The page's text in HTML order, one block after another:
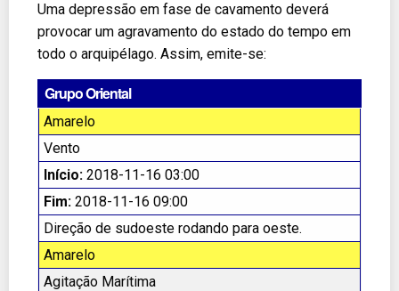
Uma depressão em fase de cavamento deverá
provocar um agravamento do estado do tempo em
todo o arquipélago. Assim, emite-se:
Grupo Oriental
Amarelo
Vento
Início: 2018-11-16 03:00
Fim: 2018-11-16 09:00
Direção de sudoeste rodando para oeste.
Amarelo
Agitação Marítima